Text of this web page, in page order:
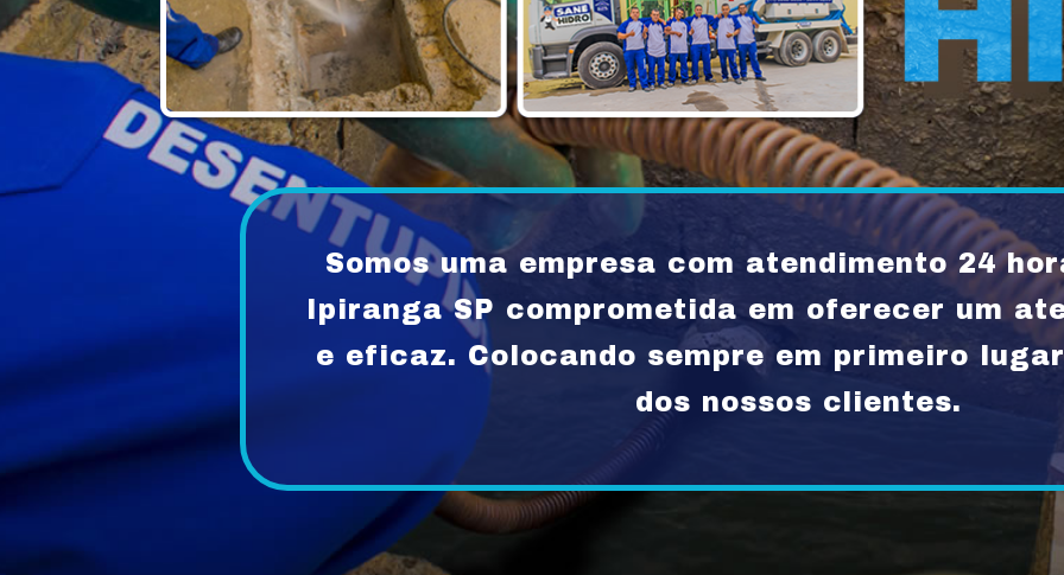
Somos uma empresa com atendimento 24
Ipiranga SP comprometida em oferecer um
e eficaz. Colocando sempre em primeiro
dos nossos clientes.